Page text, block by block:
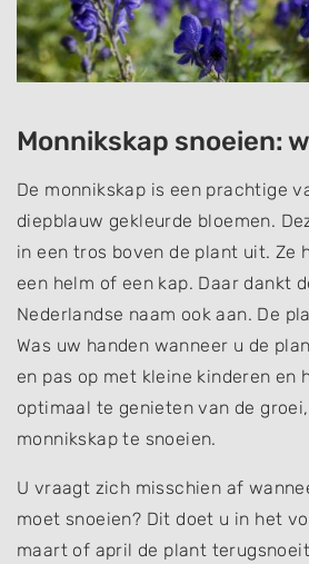
Monnikskap snoeien:
De monnikskap is een prachtige
diepblauw gekleurde bloemen.
in een tros boven de plant uit. Ze
een helm of een kap. Daar dankt
Nederlandse naam ook aan. De
Was uw handen wanneer u de
en pas op met kleine kinderen en
optimaal te genieten van de
monnikskap te snoeien.
U vraagt zich misschien af
moet snoeien? Dit doet u in het
maart of april de plant